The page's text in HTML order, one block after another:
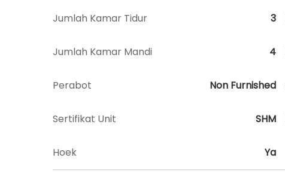
Jumlah Kamar Tidur 3
Jumlah Kamar Mandi 4
Perabot Non Furnished
Sertifikat Unit SHM
Hoek Ya